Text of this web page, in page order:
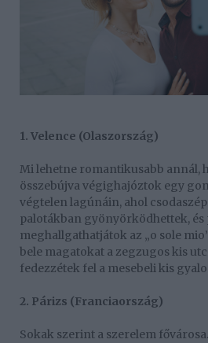
1. Velence (Olaszország)
Mi lehetne romantikusabb annál,
összebújva végighajóztok egy
végtelen lagúnáin, ahol
palotákban gyönyörködhettek, és
meghallgathatjátok az „o sole
bele magatokat a zegzugos kis
fedezzétek fel a mesebeli kis
2. Párizs (Franciaország)
Sokak szerint a szerelem